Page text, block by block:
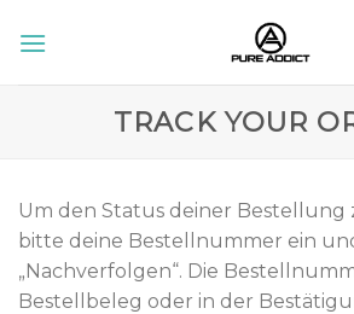
TRACK YOUR
Um den Status deiner Bestellung
bitte deine Bestellnummer ein
„Nachverfolgen“. Die
Bestellbeleg oder in der